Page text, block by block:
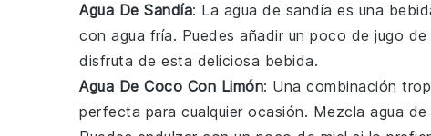
Agua De Sandía: La agua de sandía es una
con agua fría. Puedes añadir un poco de jugo de
disfruta de esta deliciosa bebida.
Agua De Coco Con Limón: Una combinación
perfecta para cualquier ocasión. Mezcla agua